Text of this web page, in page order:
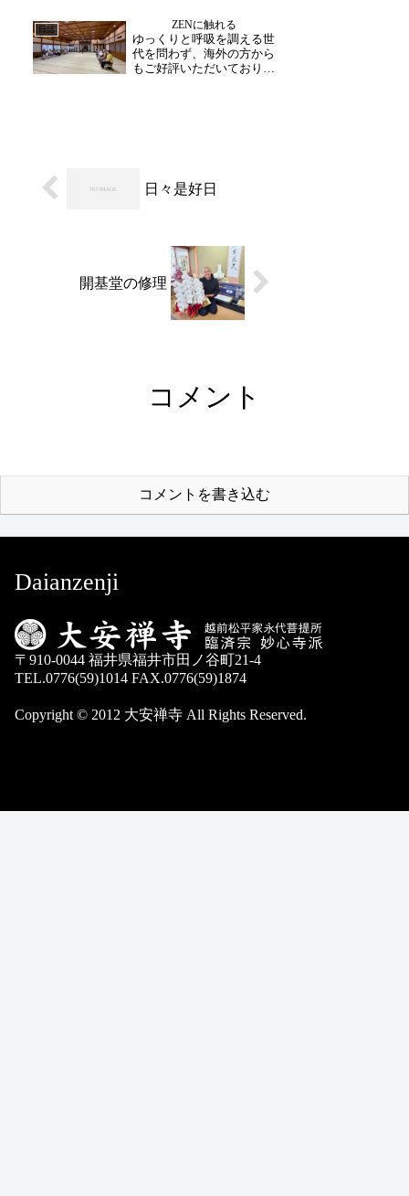
ち合わせが行われました。
松雲の間で、文化庁視察当
日の流れや状況確認が行わ
れ...
日誌 ZENに触れる
ゆっくりと呼吸を調える世
代を問わず、海外の方から
もご好評いただいておりま
尚...
日々是好日
開基堂の修理
コメント
コメントを書き込む
Daianzenji
〒910-0044 福井県福井市田ノ谷町21-4
TEL.0776(59)1014 FAX.0776(59)1874
Copyright © 2012 大安禅寺 All Rights Reserved.